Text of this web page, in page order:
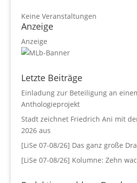
Keine Veranstaltungen
Anzeige
Anzeige
Letzte Beiträge
Einladung zur Beteiligung an
Anthologieprojekt
Stadt zeichnet Friedrich Ani mit
2026 aus
[LiSe 07-08/26] Das ganz große
[LiSe 07-08/26] Kolumne: Zehn